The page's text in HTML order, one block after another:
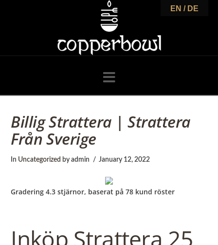
o
p
p
e
r
b
Navigation
Billig Strattera | Strattera
Från Sverige
In Uncategorized by admin January 12, 2022
Gradering4.3 stjärnor, baserat på78 kund röster
Inköp Strattera 25
EN / DE